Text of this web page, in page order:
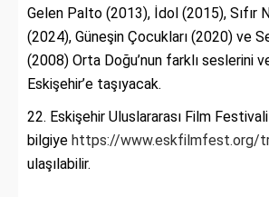
Gelen Palto (2013), İdol (2015), Sıfır
(2024), Güneşin Çocukları (2020) ve
(2008) Orta Doğu’nun farklı seslerini
Eskişehir’e taşıyacak.
22. Eskişehir Uluslararası Film
bilgiye https://www.eskfilmfest.org/
ulaşılabilir.